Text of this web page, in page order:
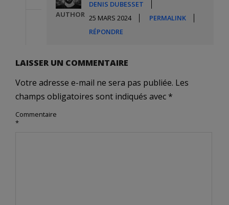
AUTHOR
DENIS DUBESSET
25 MARS 2024
PERMALINK
RÉPONDRE
LAISSER UN COMMENTAIRE
Votre adresse e-mail ne sera pas publiée. Les
champs obligatoires sont indiqués avec *
Commentaire
*